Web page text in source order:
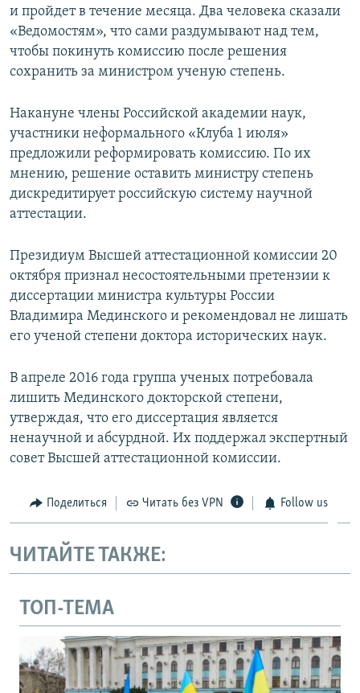
и пройдет в течение месяца. Два человека сказали
«Ведомостям», что сами раздумывают над тем,
чтобы покинуть комиссию после решения
сохранить за министром ученую степень.
Накануне члены Российской академии наук,
участники неформального «Клуба 1 июля»
предложили реформировать комиссию. По их
мнению, решение оставить министру степень
дискредитирует российскую систему научной
аттестации.
Президиум Высшей аттестационной комиссии 20
октября признал несостоятельными претензии к
диссертации министра культуры России
Владимира Мединского и рекомендовал не лишать
его ученой степени доктора исторических наук.
В апреле 2016 года группа ученых потребовала
лишить Мединского докторской степени,
утверждая, что его диссертация является
ненаучной и абсурдной. Их поддержал экспертный
совет Высшей аттестационной комиссии.
Поделиться Читать без VPN Follow us
ЧИТАЙТЕ ТАКЖЕ:
ТОП-ТЕМА